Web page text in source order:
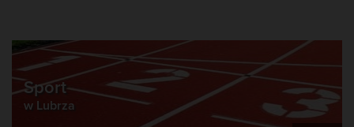
Sport
w Lubrza